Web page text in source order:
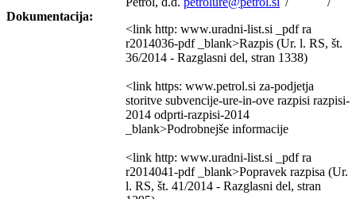
Dokumentacija:
<link http: www.uradni-list.si _pdf ra
r2014036-pdf _blank>Razpis (Ur. l. RS, št.
36/2014 - Razglasni del, stran 1338)
<link https: www.petrol.si za-podjetja
storitve subvencije-ure-in-ove razpisi razpisi-
2014 odprti-razpisi-2014
_blank>Podrobnejše informacije
<link http: www.uradni-list.si _pdf ra
r2014041-pdf _blank>Popravek razpisa (Ur.
l. RS, št. 41/2014 - Razglasni del, stran